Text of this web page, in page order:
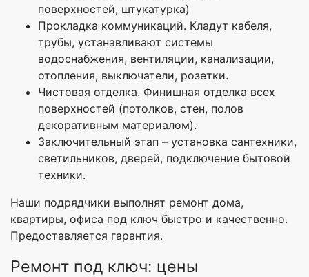
поверхностей, штукатурка)
Прокладка коммуникаций. Кладут кабеля,
трубы, устанавливают системы
водоснабжения, вентиляции, канализации,
отопления, выключатели, розетки.
Чистовая отделка. Финишная отделка всех
поверхностей (потолков, стен, полов
декоративным материалом).
Заключительный этап – установка сантехники,
светильников, дверей, подключение бытовой
техники.
Наши подрядчики выполнят ремонт дома,
квартиры, офиса под ключ быстро и качественно.
Предоставляется гарантия.
Ремонт под ключ: цены